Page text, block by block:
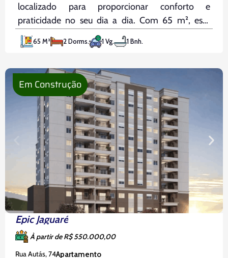
localizado para proporcionar conforto e
praticidade no seu dia a dia. Com 65 m², este
imóvel recentemente reformado conta com 2
dormitórios, sendo uma suíte, perfeita para
repleto de
65 M² 2 Dorms. 1 Vg. 1 Bnh.
Epic Jaguaré
À partir de R$ 550.000,00
Rua Autás, 74Apartamento
Em Construção